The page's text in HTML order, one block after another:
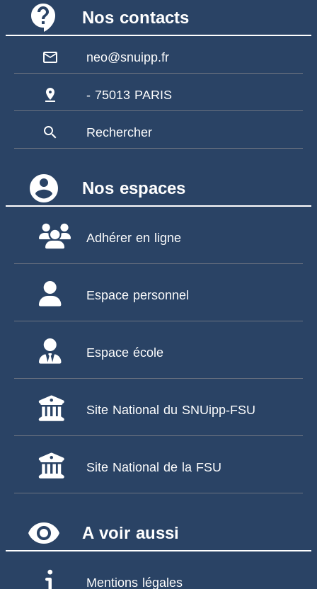
contact_support Nos contacts
mail_outline neo@snuipp.fr
pin_drop - 75013 PARIS
search Rechercher
account_circle Nos espaces
Adhérer en ligne
Espace personnel
Espace école
Site National du SNUipp-FSU
Site National de la FSU
remove_red_eye A voir aussi
Mentions légales